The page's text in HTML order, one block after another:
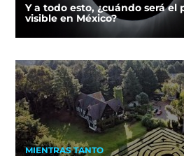
Y a todo esto, ¿cuándo será el
visible en México?
MIENTRAS TANTO